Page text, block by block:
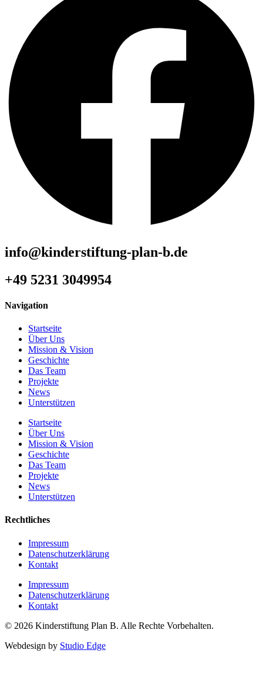
info@kinderstiftung-plan-b.de
+49 5231 3049954
Navigation
Startseite
Über Uns
Mission & Vision
Geschichte
Das Team
Projekte
News
Unterstützen
Startseite
Über Uns
Mission & Vision
Geschichte
Das Team
Projekte
News
Unterstützen
Rechtliches
Impressum
Datenschutzerklärung
Kontakt
Impressum
Datenschutzerklärung
Kontakt
© 2026 Kinderstiftung Plan B. Alle Rechte Vorbehalten.
Webdesign by Studio Edge